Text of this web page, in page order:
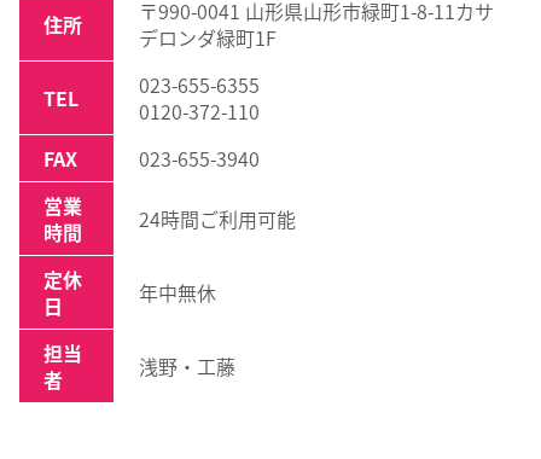
住所
〒990-0041 山形県山形市緑町1-8-11カサ
デロンダ緑町1F
TEL
023-655-6355
0120-372-110
FAX
023-655-3940
営業
時間
24時間ご利用可能
定休
日
年中無休
担当
者
浅野・工藤